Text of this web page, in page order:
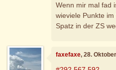
Wenn mir mal fad
wieviele Punkte
Spatz in der ZS
faxefaxe, 28.